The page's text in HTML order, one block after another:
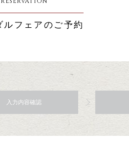
ルフェアのご予約
入力内容確認